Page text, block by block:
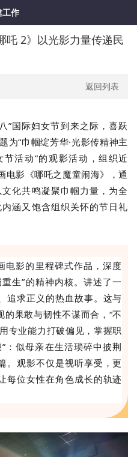
⼯作
吒 2》以光影力量传递民
返回列表
”国际妇女节到来之际，喜跃
为“巾帼绽芳华·光影传精神主
活动”的观影活动，组织近
电影《哪吒之魔童闹海》，通
化共鸣凝聚巾帼力量，为全
涵又饱含组织关怀的节日礼
电影的里程碑式作品，深度
生”的精神内核。讲述了一
追求正义的热血故事。这与
果敢与韧性不谋而合，“不
专业能力打破偏见，掌握职
：似母亲在生活琐碎中披荆
。观影不仅是视听享受，更
每位女性在角色成长的轨迹